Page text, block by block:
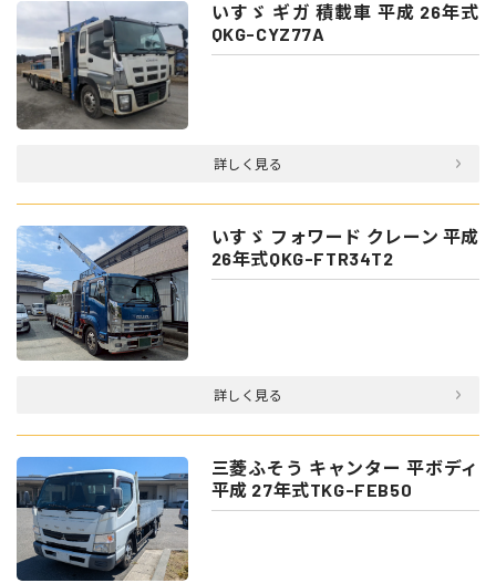
いすゞ ギガ 積載車 平成 26年式
QKG-CYZ77A
詳しく見る
いすゞ フォワード クレーン 平成
26年式QKG-FTR34T2
詳しく見る
三菱ふそう キャンター 平ボディ
平成 27年式TKG-FEB50